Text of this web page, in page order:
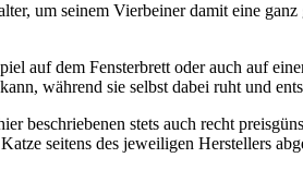
um seinem Vierbeiner damit eine
auf dem Fensterbrett oder auch auf
während sie selbst dabei ruht und
beschriebenen stets auch recht
seitens des jeweiligen Herstellers